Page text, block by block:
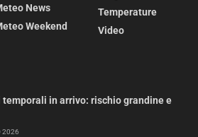
News
Weekend
Temperature
Video
temporali in arrivo: rischio grandine e
2026